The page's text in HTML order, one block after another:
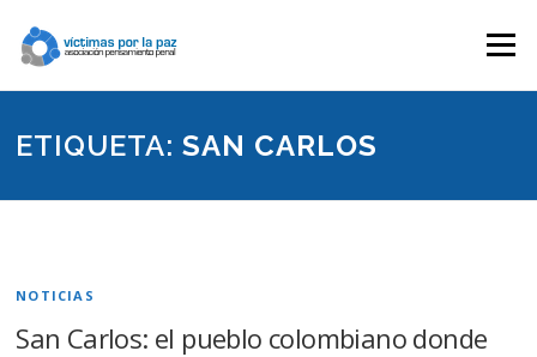
contenido
Menú
ETIQUETA:SAN CARLOS
NOTICIAS
San Carlos: el pueblo colombiano donde